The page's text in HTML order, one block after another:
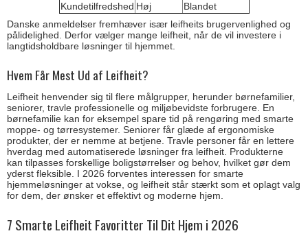
Kundetilfredshed Høj
Blandet
Danske anmeldelser fremhæver især leifheits brugervenlighed og
pålidelighed. Derfor vælger mange leifheit, når de vil investere i
langtidsholdbare løsninger til hjemmet.
Hvem Får Mest Ud af Leifheit?
Leifheit henvender sig til flere målgrupper, herunder børnefamilier,
seniorer, travle professionelle og miljøbevidste forbrugere. En
børnefamilie kan for eksempel spare tid på rengøring med smarte
moppe- og tørresystemer. Seniorer får glæde af ergonomiske
produkter, der er nemme at betjene. Travle personer får en lettere
hverdag med automatiserede løsninger fra leifheit. Produkterne
kan tilpasses forskellige boligstørrelser og behov, hvilket gør dem
yderst fleksible. I 2026 forventes interessen for smarte
hjemmeløsninger at vokse, og leifheit står stærkt som et oplagt valg
for dem, der ønsker et effektivt og moderne hjem.
7 Smarte Leifheit Favoritter Til Dit Hjem i 2026